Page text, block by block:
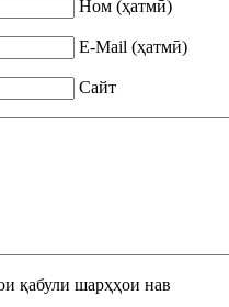
Ном (ҳатмӣ)
E-Mail (ҳатмӣ)
Сайт
қабули шарҳҳои нав